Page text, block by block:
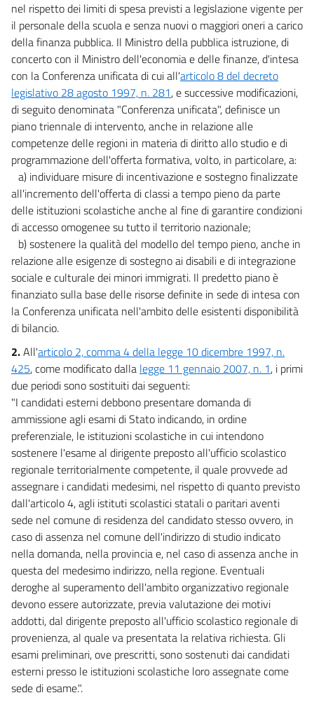
nel rispetto dei limiti di spesa previsti a legislazione vigente per
il personale della scuola e senza nuovi o maggiori oneri a carico
della finanza pubblica. Il Ministro della pubblica istruzione, di
concerto con il Ministro dell'economia e delle finanze, d'intesa
con la Conferenza unificata di cui all'articolo 8 del decreto
legislativo 28 agosto 1997, n. 281, e successive modificazioni,
di seguito denominata "Conferenza unificata", definisce un
piano triennale di intervento, anche in relazione alle
competenze delle regioni in materia di diritto allo studio e di
programmazione dell'offerta formativa, volto, in particolare, a:
a) individuare misure di incentivazione e sostegno finalizzate
all'incremento dell'offerta di classi a tempo pieno da parte
delle istituzioni scolastiche anche al fine di garantire condizioni
di accesso omogenee su tutto il territorio nazionale;
b) sostenere la qualità del modello del tempo pieno, anche in
relazione alle esigenze di sostegno ai disabili e di integrazione
sociale e culturale dei minori immigrati. Il predetto piano è
finanziato sulla base delle risorse definite in sede di intesa con
la Conferenza unificata nell'ambito delle esistenti disponibilità
di bilancio.
2.All'articolo 2, comma 4 della legge 10 dicembre 1997, n.
425, come modificato dalla legge 11 gennaio 2007, n. 1, i primi
due periodi sono sostituiti dai seguenti:
"I candidati esterni debbono presentare domanda di
ammissione agli esami di Stato indicando, in ordine
preferenziale, le istituzioni scolastiche in cui intendono
sostenere l'esame al dirigente preposto all'ufficio scolastico
regionale territorialmente competente, il quale provvede ad
assegnare i candidati medesimi, nel rispetto di quanto previsto
dall'articolo 4, agli istituti scolastici statali o paritari aventi
sede nel comune di residenza del candidato stesso ovvero, in
caso di assenza nel comune dell'indirizzo di studio indicato
nella domanda, nella provincia e, nel caso di assenza anche in
questa del medesimo indirizzo, nella regione. Eventuali
deroghe al superamento dell'ambito organizzativo regionale
devono essere autorizzate, previa valutazione dei motivi
addotti, dal dirigente preposto all'ufficio scolastico regionale di
provenienza, al quale va presentata la relativa richiesta. Gli
esami preliminari, ove prescritti, sono sostenuti dai candidati
esterni presso le istituzioni scolastiche loro assegnate come
sede di esame.".